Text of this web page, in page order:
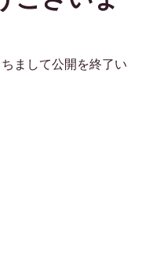
まして公開を終了い